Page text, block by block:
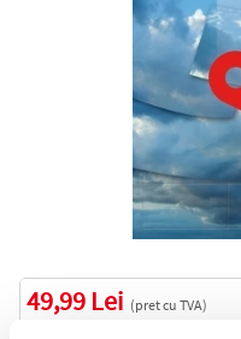
49,99 Lei (pret cu TVA)